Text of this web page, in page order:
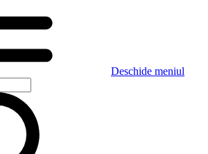
Deschide meniul